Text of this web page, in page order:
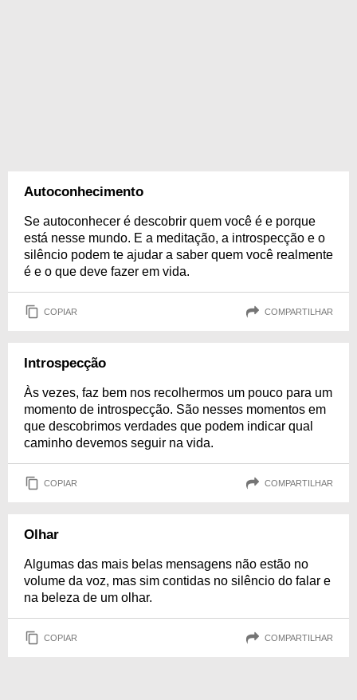
Autoconhecimento
Se autoconhecer é descobrir quem você é e porque
está nesse mundo. E a meditação, a introspecção e o
silêncio podem te ajudar a saber quem você realmente
é e o que deve fazer em vida.
COPIAR COMPARTILHAR
Introspecção
Às vezes, faz bem nos recolhermos um pouco para um
momento de introspecção. São nesses momentos em
que descobrimos verdades que podem indicar qual
caminho devemos seguir na vida.
COPIAR COMPARTILHAR
Olhar
Algumas das mais belas mensagens não estão no
volume da voz, mas sim contidas no silêncio do falar e
na beleza de um olhar.
COPIAR COMPARTILHAR